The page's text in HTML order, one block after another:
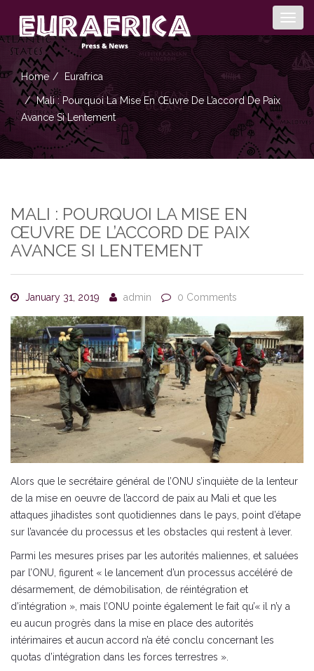
Home Eurafrica
Mali : Pourquoi La Mise En Œuvre De L’accord De Paix
Avance Si Lentement
MALI : POURQUOI LA MISE EN
ŒUVRE DE L’ACCORD DE PAIX
AVANCE SI LENTEMENT
January 31, 2019 admin 0 Comments
Alors que le secrétaire général de l’ONU s’inquiète de la lenteur
de la mise en oeuvre de l’accord de paix au Mali et que les
attaques jihadistes sont quotidiennes dans le pays, point d’étape
sur l’avancée du processus et les obstacles qui restent à lever.
Parmi les mesures prises par les autorités maliennes, et saluées
par l’ONU, figurent « le lancement d’un processus accéléré de
désarmement, de démobilisation, de réintégration et
d’intégration », mais l’ONU pointe également le fait qu’« il n’y a
eu aucun progrès dans la mise en place des autorités
intérimaires et aucun accord n’a été conclu concernant les
quotas d’intégration dans les forces terrestres ».